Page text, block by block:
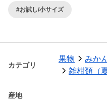
#お試し/小サイズ
カテゴリ
果物
みか
雑柑類（
産地